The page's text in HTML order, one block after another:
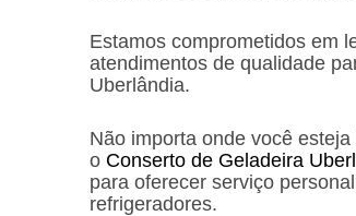
Estamos comprometidos em
atendimentos de qualidade
Uberlândia.
Não importa onde você
o Conserto de Geladeira
para oferecer serviço
refrigeradores.